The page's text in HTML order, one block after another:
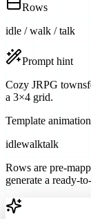
Rows
idle / walk / talk
Prompt hint
Cozy JRPG
a 3×4 grid.
Template
idlewalktalk
Rows are pre-
generate a ready-